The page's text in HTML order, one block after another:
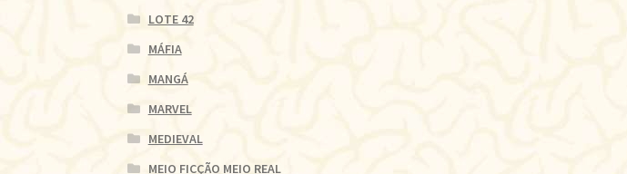
LOTE 42
MÁFIA
MANGÁ
MARVEL
MEDIEVAL
MEIO FICÇÃO MEIO REAL